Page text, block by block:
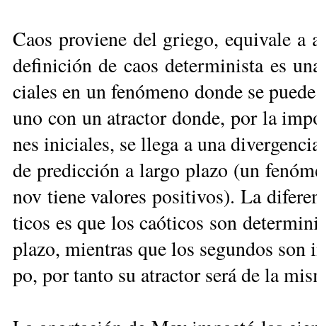
Caos pro­vie­ne del grie­go, equi­va­le
de­fi­ni­ción de caos de­ter­mi­nis­ta es
cia­les en un fe­nó­me­no don­de se
uno con un atrac­tor don­de, por la
nes ini­cia­les, se lle­ga a una
de pre­dic­ción a lar­go pla­zo (un
nov tie­ne va­lo­res po­si­ti­vos). La
ti­cos es que los caó­ti­cos son
pla­zo, mien­tras que los se­gun­dos
po, por tan­to su atrac­tor se­rá de la